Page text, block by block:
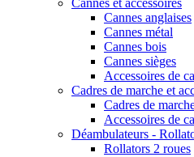
Cannes et accessoires
Cannes anglaises
Cannes métal
Cannes bois
Cannes sièges
Accessoires de
Cadres de marche et
Cadres de
Accessoires de
Déambulateurs -
Rollators 2 roues